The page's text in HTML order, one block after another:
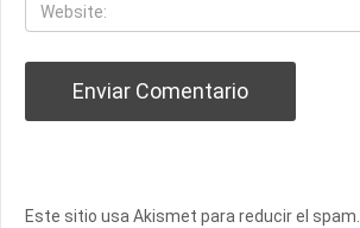
Este sitio usa Akismet para reducir el spam.